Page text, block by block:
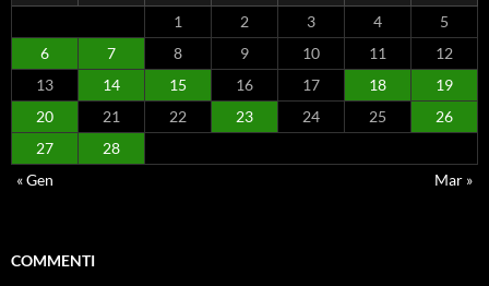
1
2 3 4
5
6
7 8 9 10 11
12
13
14 15 16 17 18
19
20
21 22 23 24 25
26
27
28
« Gen
Mar »
COMMENTI